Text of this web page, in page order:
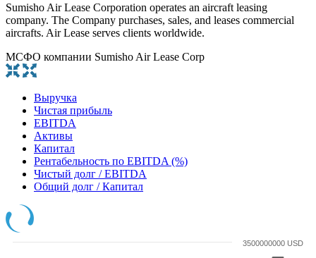
Sumisho Air Lease Corporation operates an aircraft leasing
company. The Company purchases, sales, and leases commercial
aircrafts. Air Lease serves clients worldwide.
МСФО компании Sumisho Air Lease Corp
Выручка
Чистая прибыль
EBITDA
Активы
Капитал
Рентабельность по EBITDA (%)
Чистый долг / EBITDA
Общий долг / Капитал
3500000000 USD